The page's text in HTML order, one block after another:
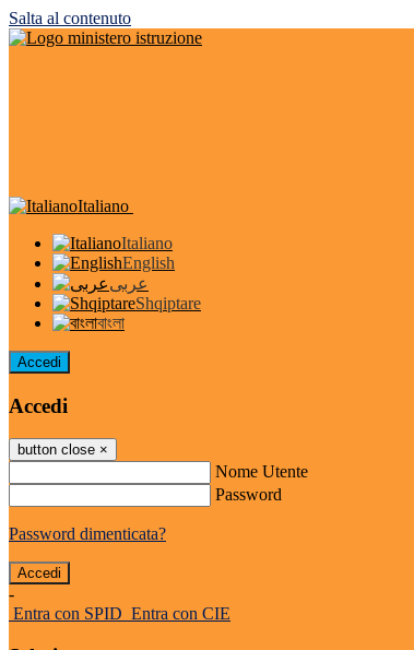
Salta al contenuto
Italiano
Italiano
English
عربى
Shqiptare
বাংলা
Accedi
Accedi
button close ×
Nome Utente
Password
Password dimenticata?
-
Entra con SPID Entra con CIE